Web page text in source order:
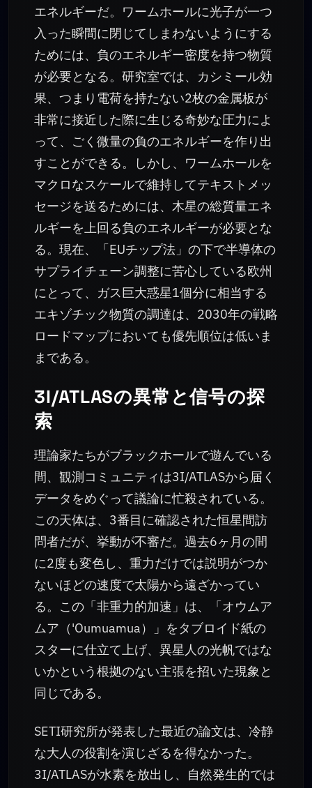
エネルギーだ。ワームホールに光子が一つ
入った瞬間に閉じてしまわないようにする
ためには、負のエネルギー密度を持つ物質
が必要となる。研究室では、カシミール効
果、つまり電荷を持たない2枚の金属板が
非常に接近した際に生じる奇妙な圧力によ
って、ごく微量の負のエネルギーを作り出
すことができる。しかし、ワームホールを
マクロなスケールで維持してテキストメッ
セージを送るためには、木星の総質量エネ
ルギーを上回る負のエネルギーが必要とな
る。現在、「EUチップ法」の下で半導体の
サプライチェーン調整に苦心している欧州
にとって、ガス巨大惑星1個分に相当する
エキゾチック物質の調達は、2030年の戦略
ロードマップにおいても優先順位は低いま
まである。
3I/ATLASの異常と信号の探
索
理論家たちがブラックホールで遊んでいる
間、観測コミュニティは3I/ATLASから届く
データをめぐって議論に忙殺されている。
この天体は、3番目に確認された恒星間訪
問者だが、挙動が不審だ。過去6ヶ月の間
に2度も変色し、重力だけでは説明がつか
ないほどの速度で太陽から遠ざかってい
る。この「非重力的加速」は、「オウムア
ムア（'Oumuamua）」をタブロイド紙の
スターに仕立て上げ、異星人の光帆ではな
いかという根拠のない主張を招いた現象と
同じである。
SETI研究所が発表した最近の論文は、冷静
な大人の役割を演じざるを得なかった。
3I/ATLASが水素を放出し、自然発生的では